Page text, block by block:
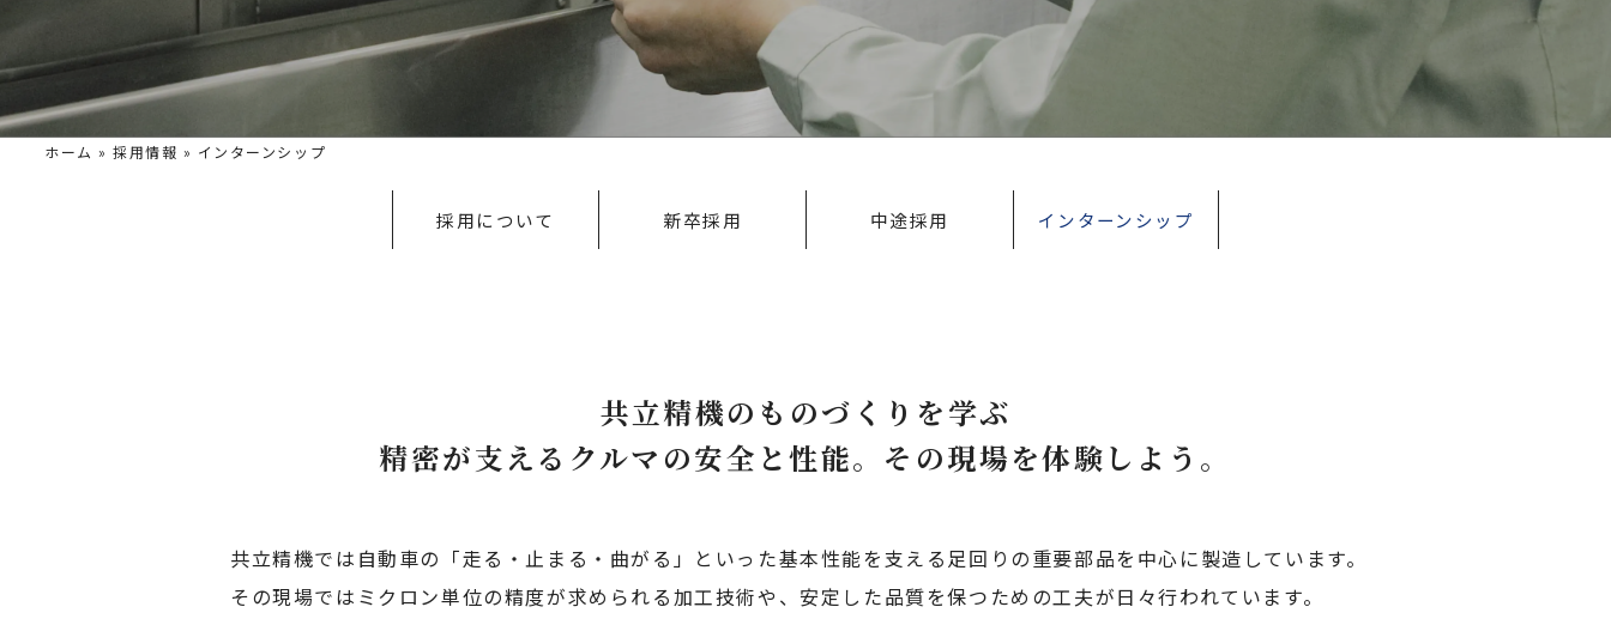
ホーム » 採用情報 » インターンシップ
採用について 新卒採用 中途採用 インターンシップ
共立精機のものづくりを学ぶ
精密が支えるクルマの安全と性能。その現場を体験しよう。
共立精機では自動車の「走る・止まる・曲がる」といった基本性能を支える足回りの重要部品を中心に製造しています。
その現場ではミクロン単位の精度が求められる加工技術や、安定した品質を保つための工夫が日々行われています。